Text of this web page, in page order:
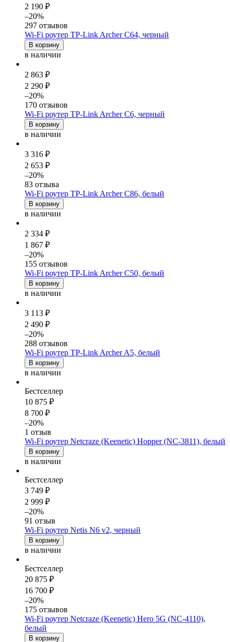
2 190 ₽
–20%
297 отзывов
Wi-Fi роутер TP-Link Archer C64, черный
В корзину
в наличии
2 863 ₽
2 290 ₽
–20%
170 отзывов
Wi-Fi роутер TP-Link Archer C6, черный
В корзину
в наличии
3 316 ₽
2 653 ₽
–20%
83 отзыва
Wi-Fi роутер TP-Link Archer C86, белый
В корзину
в наличии
2 334 ₽
1 867 ₽
–20%
155 отзывов
Wi-Fi роутер TP-Link Archer C50, белый
В корзину
в наличии
3 113 ₽
2 490 ₽
–20%
288 отзывов
Wi-Fi роутер TP-Link Archer A5, белый
В корзину
в наличии
Бестселлер
10 875 ₽
8 700 ₽
–20%
1 отзыв
Wi-Fi роутер Netcraze (Keenetic) Hopper (NC-3811), белый
В корзину
в наличии
Бестселлер
3 749 ₽
2 999 ₽
–20%
91 отзыв
Wi-Fi роутер Netis N6 v2, черный
В корзину
в наличии
Бестселлер
20 875 ₽
16 700 ₽
–20%
175 отзывов
Wi-Fi роутер Netcraze (Keenetic) Hero 5G (NC-4110),
белый
В корзину